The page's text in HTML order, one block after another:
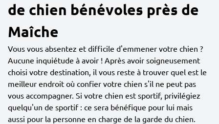
de chien bénévoles près de
Maîche
Vous vous absentez et difficile d'emmener votre chien ?
Aucune inquiétude à avoir ! Après avoir soigneusement
choisi votre destination, il vous reste à trouver quel est le
meilleur endroit où confier votre chien s'il ne peut pas
vous accompagner. Si votre chien est sportif, privilégiez
quelqu'un de sportif : ce sera bénéfique pour lui mais
aussi pour la personne en charge de la garde du chien.